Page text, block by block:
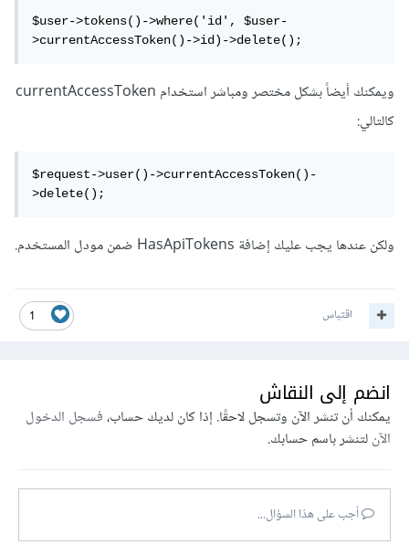
$user->tokens()->where('id', $user-
>currentAccessToken()->id)->delete();
ويمكنك أيضاً بشكل مختصر ومباشر استخدام currentAccessToken
كالتالي:
$request->user()->currentAccessToken()-
>delete();
ولكن عندها يجب عليك إضافة HasApiTokens ضمن مودل المستخدم.
1 اقتباس
انضم إلى النقاش
يمكنك أن تنشر الآن وتسجل لاحقًا. إذا كان لديك حساب،فسجل الدخول
الآنلتنشر باسم حسابك.
أجب على هذا السؤال...